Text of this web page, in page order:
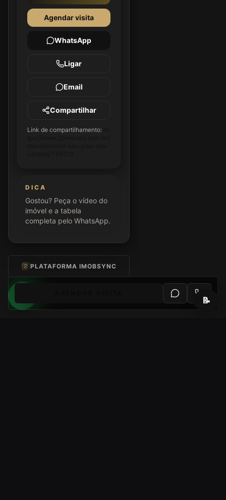
Agendar visita
WhatsApp
Ligar
Email
Compartilhar
Link de compartilhamento:
DICA
Gostou? Peça o vídeo do
imóvel e a tabela
completa pelo WhatsApp.
PLATAFORMA IMOBSYNC
📝